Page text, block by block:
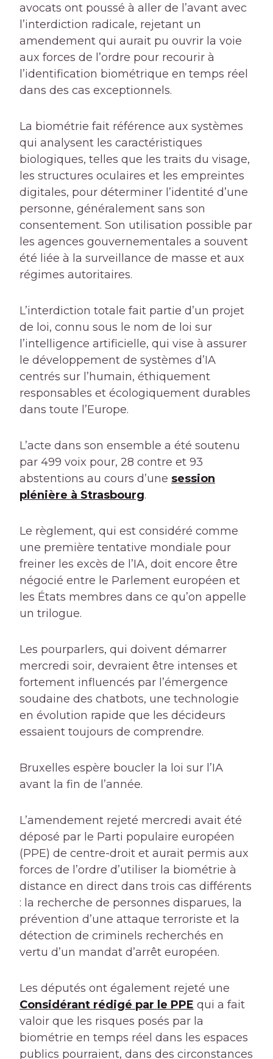
avocats ont poussé à aller de l’avant avec
l’interdiction radicale, rejetant un
amendement qui aurait pu ouvrir la voie
aux forces de l’ordre pour recourir à
l’identification biométrique en temps réel
dans des cas exceptionnels.
La biométrie fait référence aux systèmes
qui analysent les caractéristiques
biologiques, telles que les traits du visage,
les structures oculaires et les empreintes
digitales, pour déterminer l’identité d’une
personne, généralement sans son
consentement. Son utilisation possible par
les agences gouvernementales a souvent
été liée à la surveillance de masse et aux
régimes autoritaires.
L’interdiction totale fait partie d’un projet
de loi, connu sous le nom de loi sur
l’intelligence artificielle, qui vise à assurer
le développement de systèmes d’IA
centrés sur l’humain, éthiquement
responsables et écologiquement durables
dans toute l’Europe.
L’acte dans son ensemble a été soutenu
par 499 voix pour, 28 contre et 93
abstentions au cours d’une session
plénière à Strasbourg.
Le règlement, qui est considéré comme
une première tentative mondiale pour
freiner les excès de l’IA, doit encore être
négocié entre le Parlement européen et
les États membres dans ce qu’on appelle
un trilogue.
Les pourparlers, qui doivent démarrer
mercredi soir, devraient être intenses et
fortement influencés par l’émergence
soudaine des chatbots, une technologie
en évolution rapide que les décideurs
essaient toujours de comprendre.
Bruxelles espère boucler la loi sur l’IA
avant la fin de l’année.
L’amendement rejeté mercredi avait été
déposé par le Parti populaire européen
(PPE) de centre-droit et aurait permis aux
forces de l’ordre d’utiliser la biométrie à
distance en direct dans trois cas différents
: la recherche de personnes disparues, la
prévention d’une attaque terroriste et la
détection de criminels recherchés en
vertu d’un mandat d’arrêt européen.
Les députés ont également rejeté une
Considérant rédigé par le PPE qui a fait
valoir que les risques posés par la
biométrie en temps réel dans les espaces
publics pourraient, dans des circonstances